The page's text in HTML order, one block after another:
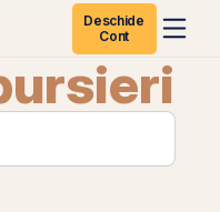
Deschide
Cont